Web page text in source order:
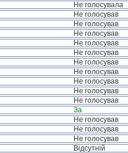
Не голосувала
Не голосував
Не голосував
Не голосував
Не голосував
Не голосував
Не голосував
Не голосував
Не голосував
Не голосував
Не голосував
За
Не голосував
Не голосував
Не голосував
Відсутній